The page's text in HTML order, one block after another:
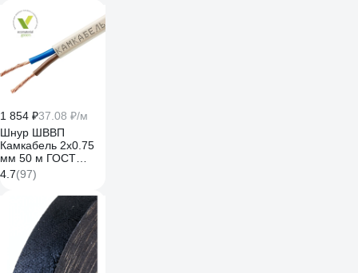
1 854 ₽37.08 ₽/м
Шнур ШВВП
Камкабель 2x0.75
мм 50 м ГОСТ
231ЯA20C0000Ъ600050М
4.7(97)